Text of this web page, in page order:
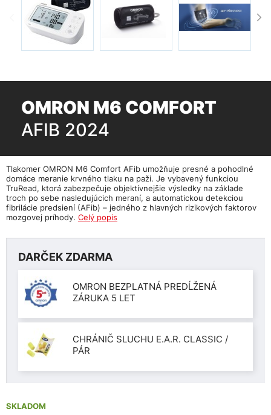
OMRON M6 COMFORT
AFIB 2024
Tlakomer OMRON M6 Comfort AFib umožňuje presné a pohodlné
domáce meranie krvného tlaku na paži. Je vybavený funkciou
TruRead, ktorá zabezpečuje objektívnejšie výsledky na základe
troch po sebe nasledujúcich meraní, a automatickou detekciou
fibrilácie predsiení (AFib) – jedného z hlavných rizikových faktorov
mozgovej príhody. Celý popis
DARČEK ZDARMA
OMRON BEZPLATNÁ PREDĹŽENÁ
ZÁRUKA 5 LET
CHRÁNIČ SLUCHU E.A.R. CLASSIC /
PÁR
SKLADOM